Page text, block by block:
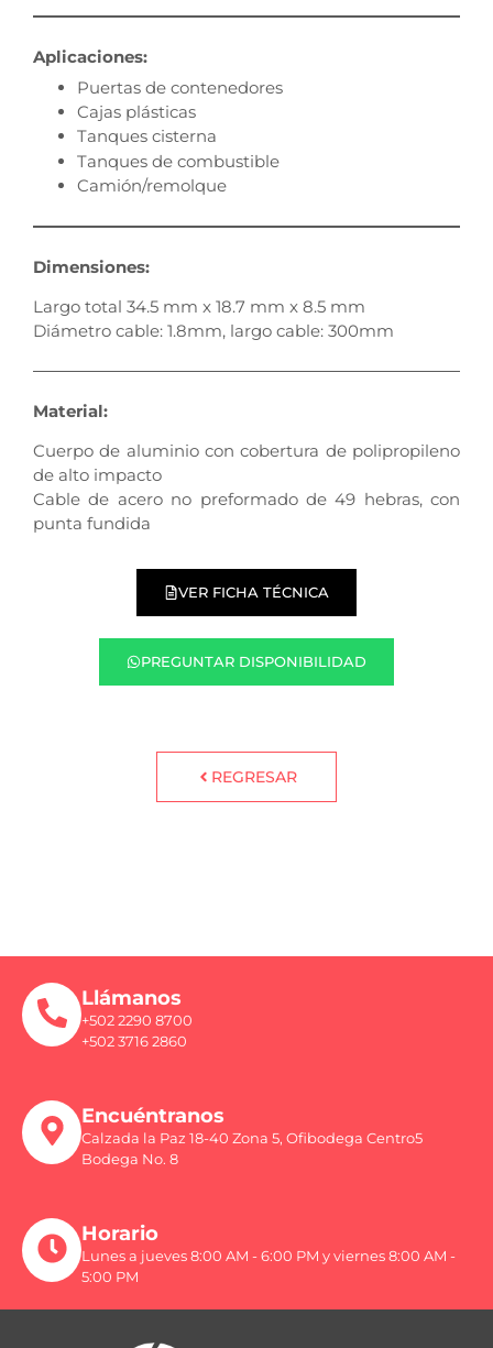
Aplicaciones:
Puertas de contenedores
Cajas plásticas
Tanques cisterna
Tanques de combustible
Camión/remolque
Dimensiones:
Largo total 34.5 mm x 18.7 mm x 8.5 mm
Diámetro cable: 1.8mm, largo cable: 300mm
Material:
Cuerpo de aluminio con cobertura de polipropileno
de alto impacto
Cable de acero no preformado de 49 hebras, con
punta fundida
VER FICHA TÉCNICA
PREGUNTAR DISPONIBILIDAD
REGRESAR
Llámanos
+502 2290 8700
+502 3716 2860
Encuéntranos
Calzada la Paz 18-40 Zona 5, Ofibodega Centro5
Bodega No. 8
Horario
Lunes a jueves 8:00 AM - 6:00 PM y viernes 8:00 AM -
5:00 PM